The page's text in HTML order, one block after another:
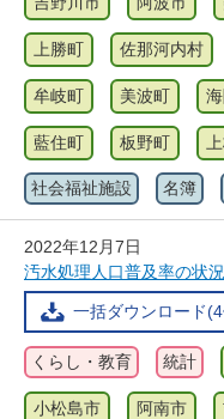
上勝町 佐那河内村
牟岐町 美波町
藍住町 板野町
社会福祉施設 名簿
2022年12月7日
汚水処理人口普及率の状況
一括ダウンロード
くらし・教育 統計
小松島市 阿南市